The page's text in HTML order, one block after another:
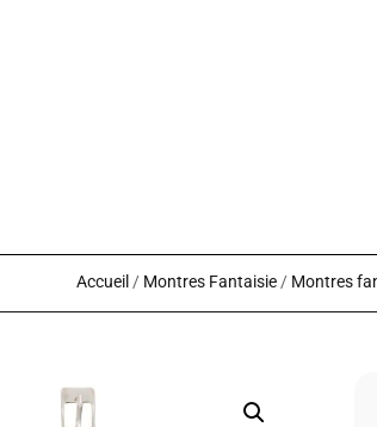
Accueil / Montres Fantaisie / Montres